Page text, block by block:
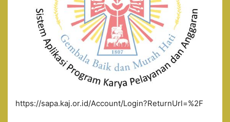
https://sapa.kaj.or.id/Account/Login?ReturnUrl=%2F